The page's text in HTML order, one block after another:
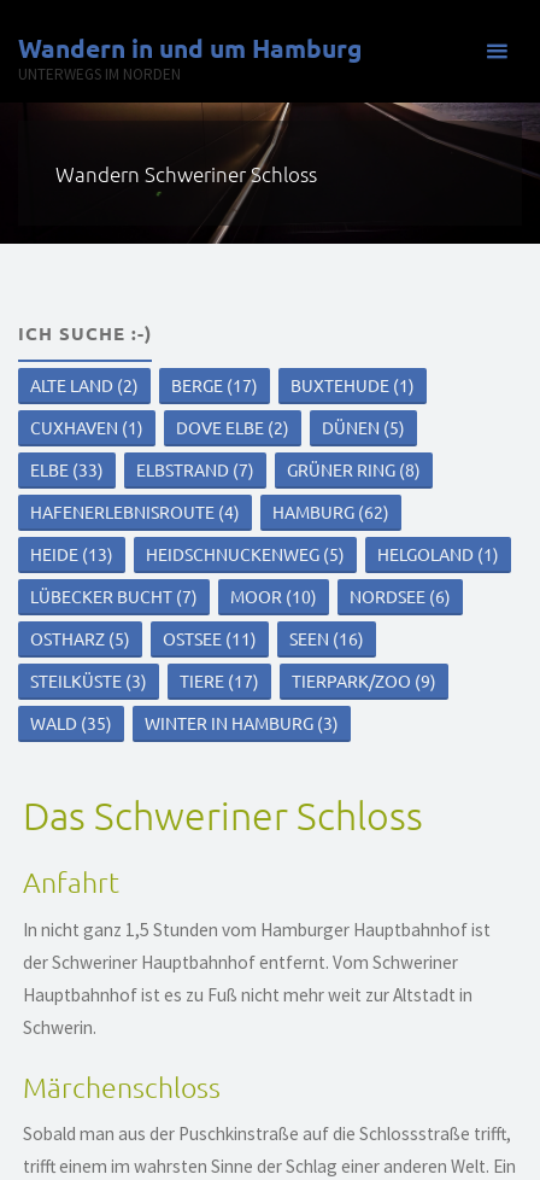
Inhalt
springen
Wandern in und um Hamburg
UNTERWEGS IM NORDEN
Wandern Schweriner Schloss
ICH SUCHE :-)
ALTE LAND (2) BERGE (17) BUXTEHUDE (1)
CUXHAVEN (1) DOVE ELBE (2) DÜNEN (5)
ELBE (33) ELBSTRAND (7) GRÜNER RING (8)
HAFENERLEBNISROUTE (4) HAMBURG (62)
HEIDE (13) HEIDSCHNUCKENWEG (5) HELGOLAND (1)
LÜBECKER BUCHT (7) MOOR (10) NORDSEE (6)
OSTHARZ (5) OSTSEE (11) SEEN (16)
STEILKÜSTE (3) TIERE (17) TIERPARK/ZOO (9)
WALD (35) WINTER IN HAMBURG (3)
Das Schweriner Schloss
Anfahrt
In nicht ganz 1,5 Stunden vom Hamburger Hauptbahnhof ist
der Schweriner Hauptbahnhof entfernt. Vom Schweriner
Hauptbahnhof ist es zu Fuß nicht mehr weit zur Altstadt in
Schwerin.
Märchenschloss
Sobald man aus der Puschkinstraße auf die Schlossstraße trifft,
trifft einem im wahrsten Sinne der Schlag einer anderen Welt. Ein